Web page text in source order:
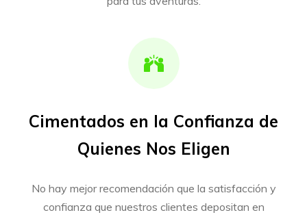
Cimentados en la Confianza de
Quienes Nos Eligen
No hay mejor recomendación que la satisfacción y
confianza que nuestros clientes depositan en